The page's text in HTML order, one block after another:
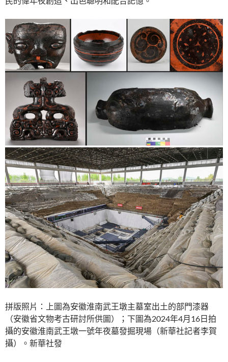
拼版照片：上圖為安徽淮南武王墩主墓室出土的部門漆器
（安徽省文物考古研討所供圖）；下圖為2024年4月16日拍
攝的安徽淮南武王墩一號年夜墓發掘現場（新華社記者李賀
攝）。新華社發